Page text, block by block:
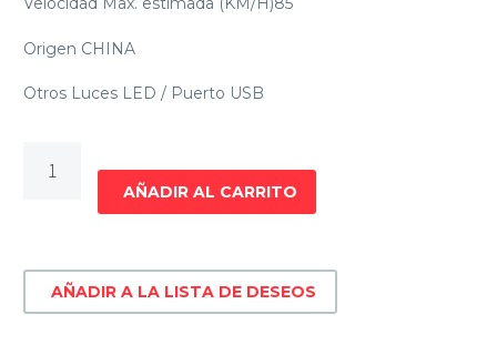
Origen CHINA
Otros Luces LED / Puerto USB
POLLERITA
cantidad
AÑADIR AL CARRITO
AÑADIR A LA LISTA DE DESEOS